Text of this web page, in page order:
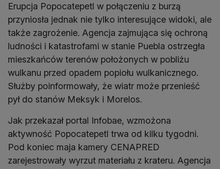
Erupcja Popocatepetl w połączeniu z burzą
przyniosła jednak nie tylko interesujące widoki, ale
także zagrożenie. Agencja zajmująca się ochroną
ludności i katastrofami w stanie Puebla ostrzegła
mieszkańców terenów położonych w pobliżu
wulkanu przed opadem popiołu wulkanicznego.
Służby poinformowały, że wiatr może przenieść
pył do stanów Meksyk i Morelos.
Jak przekazał portal Infobae, wzmożona
aktywność Popocatepetl trwa od kilku tygodni.
Pod koniec maja kamery CENAPRED
zarejestrowały wyrzut materiału z krateru. Agencja